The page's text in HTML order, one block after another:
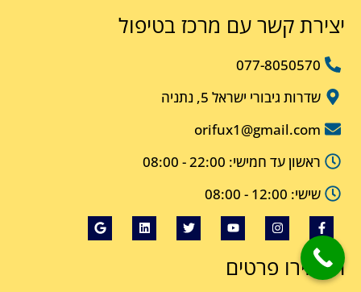
יצירת קשר עם מרכז בטיפול
077-8050570
שדרות גיבורי ישראל 5, נתניה
orifux1@gmail.com
ראשון עד חמישי: 22:00 - 08:00
שישי: 12:00 - 08:00
השאירו פרטים